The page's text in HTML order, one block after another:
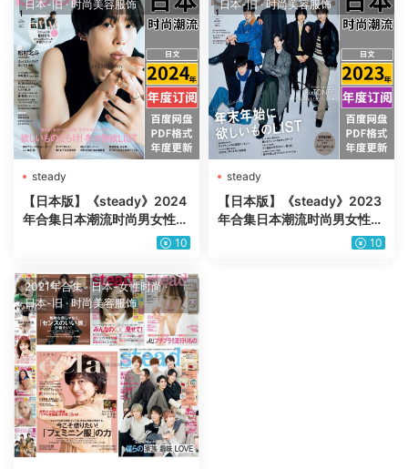
日本-旧·时尚美容服饰
steady
【日本版】《steady》2024
年合集日本潮流时尚男女性穿
搭服饰设计pdf杂志（年订 10
日本-旧·时尚美容服饰
steady
【日本版】《steady》2023
年合集日本潮流时尚男女性穿
搭服饰设计pdf杂志（年订 10
2021年合集·日本-女性时尚·
日本-旧·时尚美容服饰